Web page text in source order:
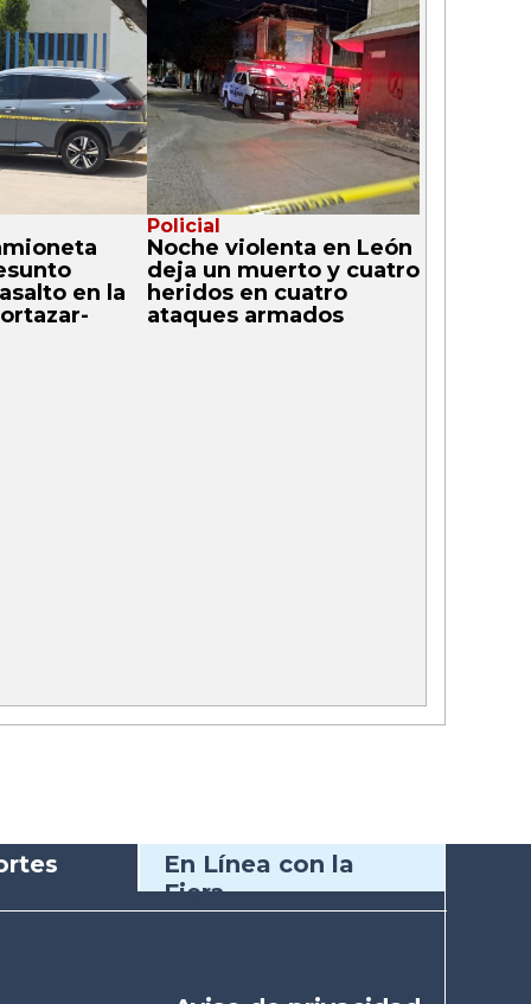
en la
Policial
Noche violenta en León
deja un muerto y cuatro
heridos en cuatro
ataques armados
En Línea con la
Fiera